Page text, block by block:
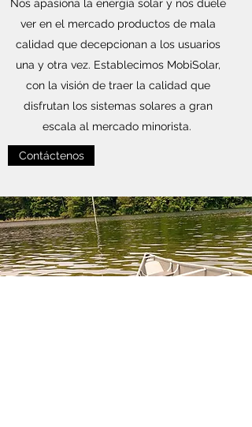
Nos apasiona la energía solar y nos duele
ver en el mercado productos de mala
calidad que decepcionan a los usuarios
una y otra vez. Establecimos MobiSolar,
con la visión de traer la calidad que
disfrutan los sistemas solares a gran
escala al mercado minorista.
Contáctenos